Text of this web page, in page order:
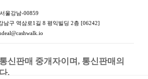
울강남-00859
남구 역삼로1길 8 평익빌딩 2층 [06242]
신판매 중개자이며, 통신판매의
.